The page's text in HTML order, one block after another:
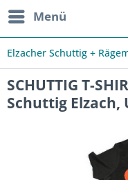
Menü
Elzacher Schuttig +
SCHUTTIG T-
Schuttig Elzach,